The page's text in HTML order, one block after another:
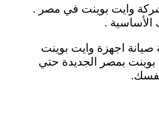
شركة وايت بوينت في مصر .
الأساسية .
تباطؤ عملية صيانة اجهزة وايت بوينت
بوينت بمصر الجديدة حتي